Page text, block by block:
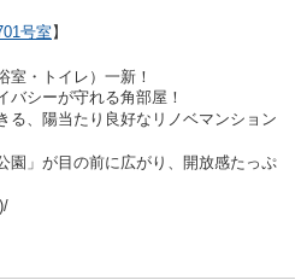
号室】
室・トイレ）一新！
バシーが守れる角部屋！
る、陽当たり良好なリノベマンション
園」が目の前に広がり、開放感たっぷ